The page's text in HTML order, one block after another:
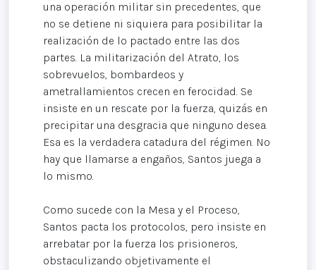
una operación militar sin precedentes, que
no se detiene ni siquiera para posibilitar la
realización de lo pactado entre las dos
partes. La militarización del Atrato, los
sobrevuelos, bombardeos y
ametrallamientos crecen en ferocidad. Se
insiste en un rescate por la fuerza, quizás en
precipitar una desgracia que ninguno desea.
Esa es la verdadera catadura del régimen. No
hay que llamarse a engaños, Santos juega a
lo mismo.
Como sucede con la Mesa y el Proceso,
Santos pacta los protocolos, pero insiste en
arrebatar por la fuerza los prisioneros,
obstaculizando objetivamente el